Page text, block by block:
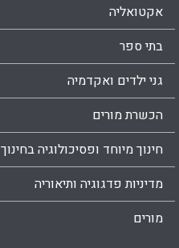
אקטואליה
בתי ספר
גני ילדים ואקדמיה
הכשרת מורים
חינוך מיוחד ופסיכולוגיה בחינוך
מדיניות פדגוגיה ותיאוריה
מורים